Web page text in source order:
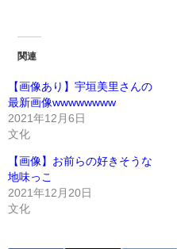
関連
【画像あり】宇垣美里さんの
最新画像wwwwwwww
2021年12月6日
文化
【画像】お前らの好きそうな
地味っこ
2021年12月20日
文化